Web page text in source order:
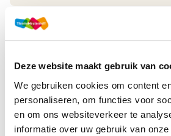
Deze website maakt gebruik van
We gebruiken cookies om content
personaliseren, om functies voor
en om ons websiteverkeer te
informatie over uw gebruik van
Productbeschrijving
om snel en efficiënt Nederlands te
Nederlands aan de hand van
het onder begeleiding van een
Lees meer